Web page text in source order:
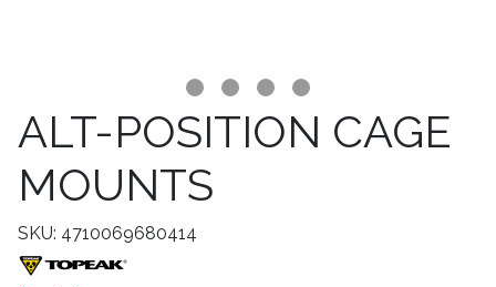
ALT-POSITION CAGE
MOUNTS
SKU: 4710069680414